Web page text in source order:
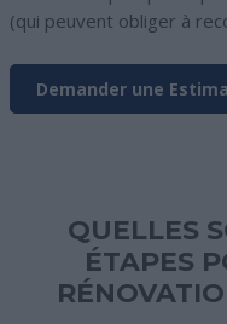
(qui peuvent obliger à
Demander une
QUELLES
ÉTAPES